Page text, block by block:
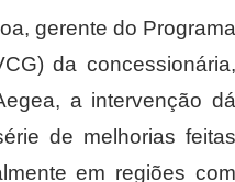
gerente do Programa
da concessionária,
a intervenção dá
de melhorias feitas
em regiões com